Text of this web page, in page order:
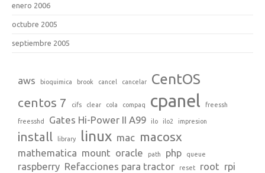
enero 2006
octubre 2005
septiembre 2005
aws bioquimica brook cancel cancelar CentOS
centos 7 cifs clear cola compaq cpanel freessh
freesshd Gates Hi-Power II A99 ilo ilo2 impresion
install library linux mac macosx
mathematica mount oracle path php queue
raspberry Refacciones para tractor reset root rpi